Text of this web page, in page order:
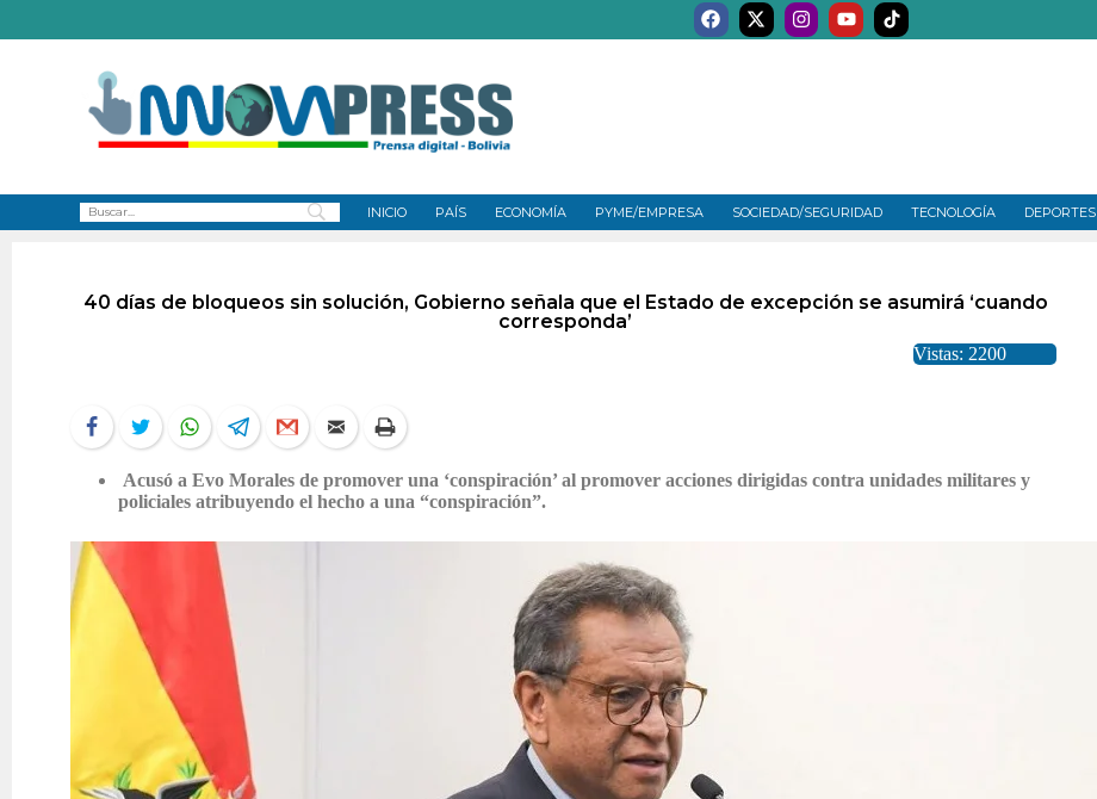
INICIO PAÍS ECONOMÍA PYME/EMPRESA SOCIEDAD/SEGURIDAD TECNOLOGÍA DEPORTES
40 días de bloqueos sin solución, Gobierno señala que el Estado de excepción se asumirá ‘cuando
corresponda’
Vistas: 2200
Acusó a Evo Morales de promover una ‘conspiración’ al promover acciones dirigidas contra unidades militares y
policiales atribuyendo el hecho a una “conspiración”.